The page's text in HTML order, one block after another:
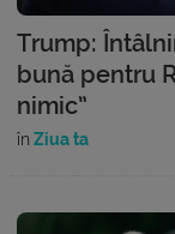
Trump:
bună pentru
nimic”
în Ziua ta